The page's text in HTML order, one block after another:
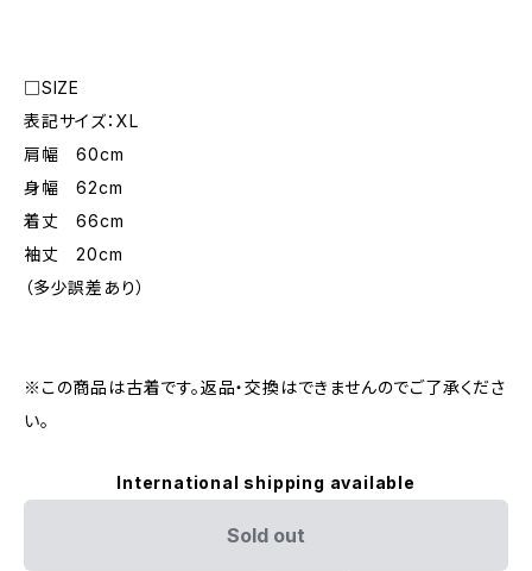
□SIZE
表記サイズ：XL
肩幅 60cm
身幅 62cm
着丈 66cm
袖丈 20cm
（多少誤差あり）
※この商品は古着です。返品・交換はできませんのでご了承くださ
い。
International shipping available
Sold out